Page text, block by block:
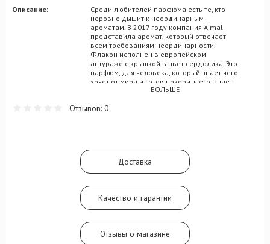
Описание:
Среди любителей парфюма есть те, кто
неровно дышит к неординарным
ароматам. В 2017 году компания Ajmal
представила аромат, который отвечает
всем требованиям неординарности.
Флакон исполнен в европейском
антураже с крышкой в цвет сердолика. Это
парфюм, для человека, который знает чего
хочет от мира и готов покорить его, знает
как это сделать и покоряет без оглядки и
позволить. Бергамот со своей цитрусовой
роза утопает в свежести березовой рощи
и они кружат в танце с нотами кедра.
Кофейное-карамельные ноты бодрят.
композицию в эффектном шлейфе.
БОЛЬШЕ
Отзывов: 0
Доставка
Качество и гарантии
Отзывы о магазине